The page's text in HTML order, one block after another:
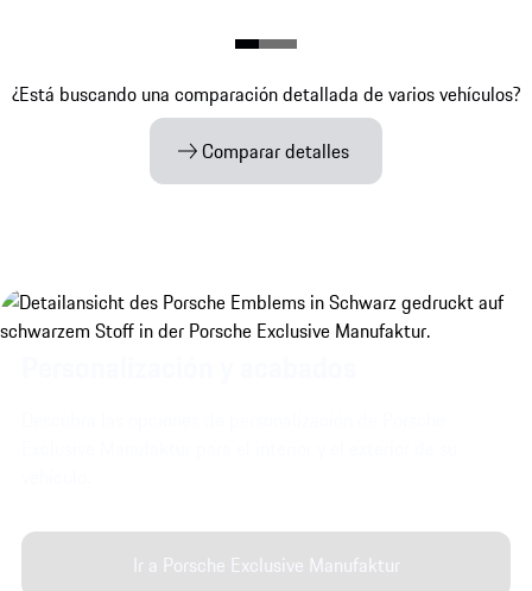
¿Está buscando una comparación detallada de varios vehículos?
Comparar detalles
Ir a Porsche Exclusive Manufaktur